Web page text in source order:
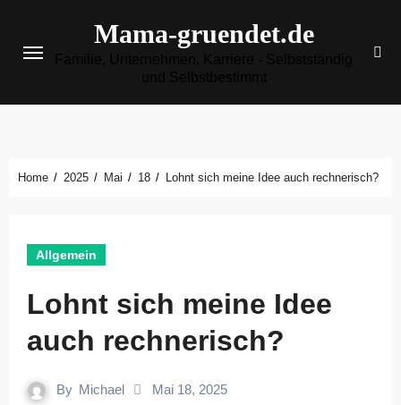
springen
Mama-gruendet.de
Home 2025 Mai 18 Lohnt sich meine Idee auch rechnerisch?
Allgemein
Lohnt sich meine Idee
auch rechnerisch?
By Michael Mai 18, 2025